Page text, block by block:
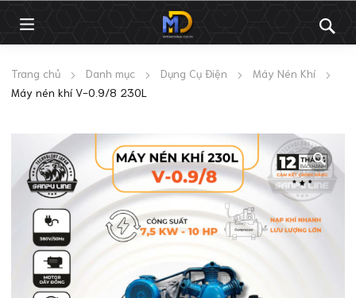
Trang chủ Danh mục Dụng Cụ Điện
Máy Nén Khí
Máy nén khí V-0.9/8 230L